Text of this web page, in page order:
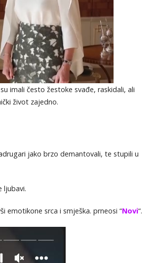
imali često žestoke svađe, raskidali, ali
život zajedno.
jako brzo demantovali, te stupili u
ljubavi.
emotikone srca i smješka. prneosi “Novi“.